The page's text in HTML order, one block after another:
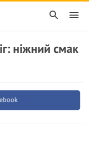
ніжний смак